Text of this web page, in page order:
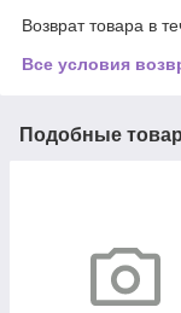
Возврат товара в
Все условия
Подобные